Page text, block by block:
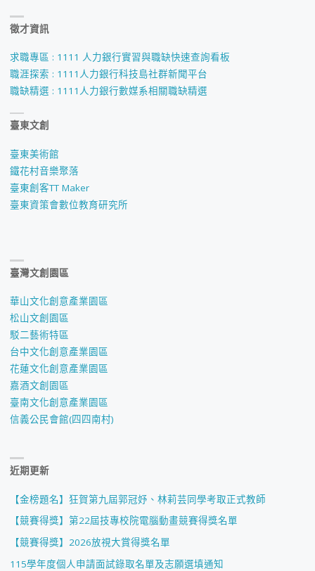
徵才資訊
求職專區 : 1111 人力銀行實習與職缺快速查詢看板
職涯探索 : 1111人力銀行科技島社群新聞平台
職缺精選 : 1111人力銀行數媒系相關職缺精選
臺東文創
臺東美術館
鐵花村音樂聚落
臺東創客TT Maker
臺東資策會數位教育研究所
臺灣文創園區
華山文化創意產業園區
松山文創園區
駁二藝術特區
台中文化創意產業園區
花蓮文化創意產業園區
嘉酒文創園區
臺南文化創意產業園區
信義公民會館(四四南村)
近期更新
【金榜題名】狂賀第九屆郭冠妤、林莉芸同學考取正式教師
【競賽得獎】第22屆技專校院電腦動畫競賽得獎名單
【競賽得獎】2026放視大賞得獎名單
115學年度個人申請面試錄取名單及志願選填通知